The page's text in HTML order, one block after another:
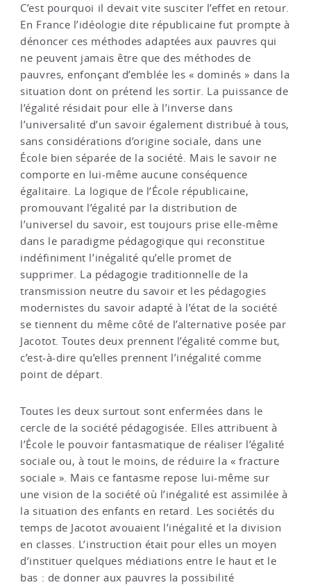
C’est pourquoi il devait vite susciter l’effet en retour.
En France l’idéologie dite républicaine fut prompte à
dénoncer ces méthodes adaptées aux pauvres qui
ne peuvent jamais être que des méthodes de
pauvres, enfonçant d’emblée les « dominés » dans la
situation dont on prétend les sortir. La puissance de
l’égalité résidait pour elle à l’inverse dans
l’universalité d’un savoir également distribué à tous,
sans considérations d’origine sociale, dans une
École bien séparée de la société. Mais le savoir ne
comporte en lui-même aucune conséquence
égalitaire. La logique de l’École républicaine,
promouvant l’égalité par la distribution de
l’universel du savoir, est toujours prise elle-même
dans le paradigme pédagogique qui reconstitue
indéfiniment l’inégalité qu’elle promet de
supprimer. La pédagogie traditionnelle de la
transmission neutre du savoir et les pédagogies
modernistes du savoir adapté à l’état de la société
se tiennent du même côté de l’alternative posée par
Jacotot. Toutes deux prennent l’égalité comme but,
c’est-à-dire qu’elles prennent l’inégalité comme
point de départ.
Toutes les deux surtout sont enfermées dans le
cercle de la société pédagogisée. Elles attribuent à
l’École le pouvoir fantasmatique de réaliser l’égalité
sociale ou, à tout le moins, de réduire la « fracture
sociale ». Mais ce fantasme repose lui-même sur
une vision de la société où l’inégalité est assimilée à
la situation des enfants en retard. Les sociétés du
temps de Jacotot avouaient l’inégalité et la division
en classes. L’instruction était pour elles un moyen
d’instituer quelques médiations entre le haut et le
bas : de donner aux pauvres la possibilité